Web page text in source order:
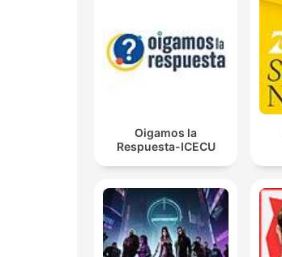
Oigamos la
Respuesta-ICECU